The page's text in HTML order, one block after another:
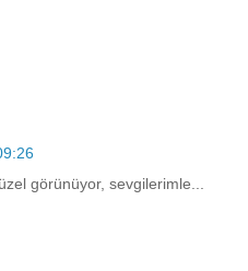
görünüyor, sevgilerimle...